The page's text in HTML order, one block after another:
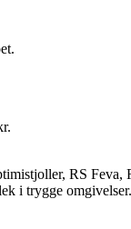
RS
i trygge omgivelser.